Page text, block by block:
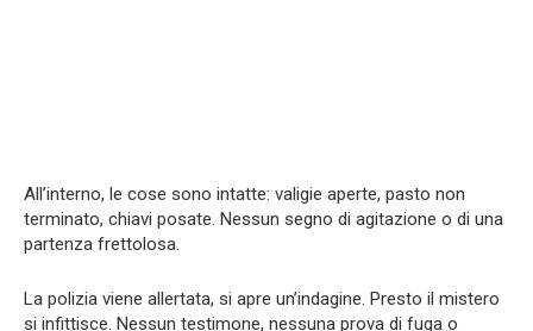
All’interno, le cose sono intatte: valigie aperte, pasto non
terminato, chiavi posate. Nessun segno di agitazione o di una
partenza frettolosa.
La polizia viene allertata, si apre un’indagine. Presto il mistero
si infittisce. Nessun testimone, nessuna prova di fuga o